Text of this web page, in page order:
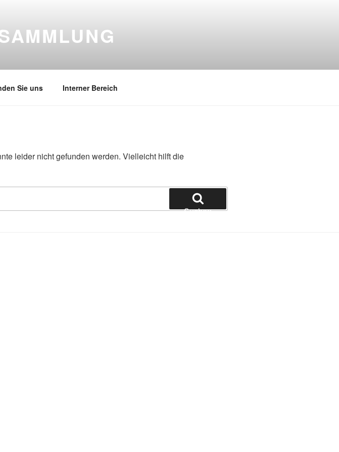
Sie uns Interner Bereich
leider nicht gefunden werden. Vielleicht hilft die
Suchen